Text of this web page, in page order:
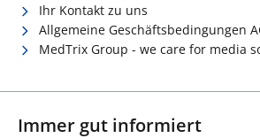
Ihr Kontakt zu uns
Allgemeine Geschäftsbedingungen
MedTrix Group - we care for media
Immer gut informiert